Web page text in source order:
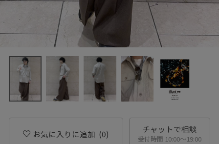
お気に入りに追加 (0) チャットで相談
受付時間 10:00〜19:00